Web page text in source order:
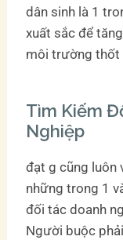
dân sinh là 1
xuất sắc để
môi trường thốt
Tìm Kiếm
Nghiệp
đạt g cũng luôn
những trong 1
đối tác doanh
Người buộc